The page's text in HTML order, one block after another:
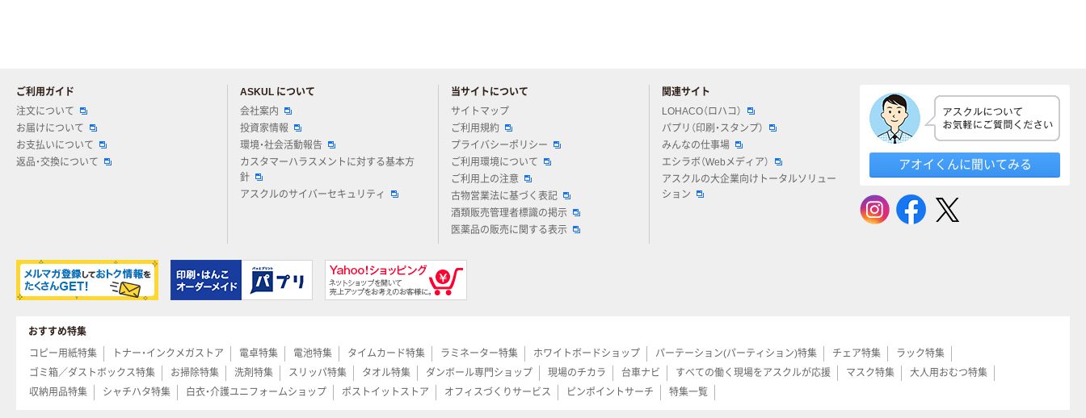
ご利用ガイド
注文について
お届けについて
お支払いについて
返品・交換について
ASKUL について
会社案内
投資家情報
環境・社会活動報告
カスタマーハラスメントに対する基本方
針
アスクルのサイバーセキュリティ
当サイトについて
サイトマップ
ご利用規約
プライバシーポリシー
ご利用環境について
ご利用上の注意
古物営業法に基づく表記
酒類販売管理者標識の掲示
医薬品の販売に関する表示
関連サイト
LOHACO（ロハコ）
パプリ（印刷・スタンプ）
みんなの仕事場
エシラボ（Webメディア）
アスクルの大企業向けトータルソリュー
ション
アオイくんに聞いてみる
おすすめ特集
コピー用紙特集
トナー・インクメガストア 電卓特集 電池特集 タイムカード特集 ラミネーター特集 ホワイトボードショップ パーテーション(パーティション)特集 チェア特集
ラック特集
ゴミ箱／ダストボックス特集
お掃除特集 洗剤特集 スリッパ特集 タオル特集 ダンボール専門ショップ 現場のチカラ 台車ナビ すべての働く現場をアスクルが応援 マスク特集
大人用おむつ特集
収納用品特集
シャチハタ特集 白衣・介護ユニフォームショップ ポストイットストア オフィスづくりサービス ピンポイントサーチ 特集一覧